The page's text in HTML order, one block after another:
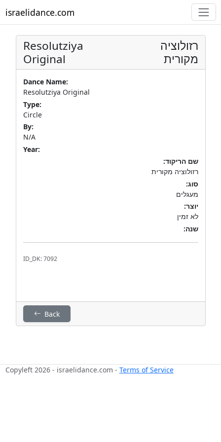
israelidance.com
Resolutziya
Original
רזולוציה
מקורית
Dance Name:
Resolutziya Original
Type:
Circle
By:
N/A
Year:
שם הריקוד:
רזולוציה מקורית
סוג:
מעגלים
יוצר:
לא זמין
שנה:
ID_DK: 7092
Back
Copyleft 2026 - israelidance.com - Terms of Service